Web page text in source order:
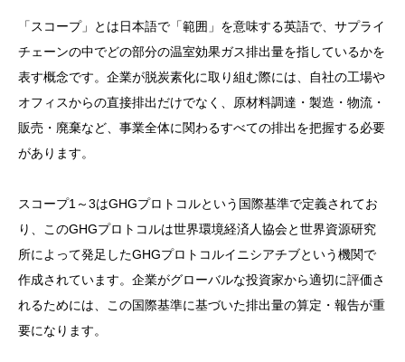
「スコープ」とは日本語で「範囲」を意味する英語で、サプライ
チェーンの中でどの部分の温室効果ガス排出量を指しているかを
表す概念です。企業が脱炭素化に取り組む際には、自社の工場や
オフィスからの直接排出だけでなく、原材料調達・製造・物流・
販売・廃棄など、事業全体に関わるすべての排出を把握する必要
があります。
スコープ1～3はGHGプロトコルという国際基準で定義されてお
り、このGHGプロトコルは世界環境経済人協会と世界資源研究
所によって発足したGHGプロトコルイニシアチブという機関で
作成されています。企業がグローバルな投資家から適切に評価さ
れるためには、この国際基準に基づいた排出量の算定・報告が重
要になります。